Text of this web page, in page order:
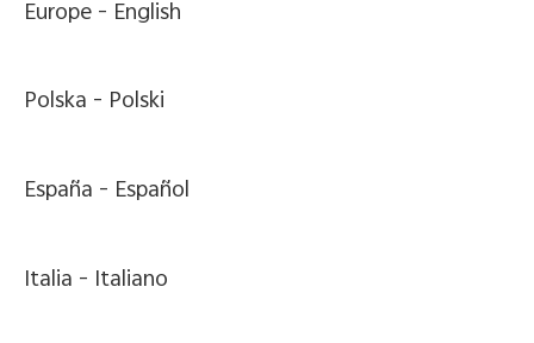
Europe - English
Polska - Polski
España - Español
Italia - Italiano